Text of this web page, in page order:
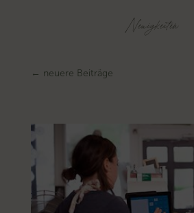
Neuigkeiten
← neuere Beiträge